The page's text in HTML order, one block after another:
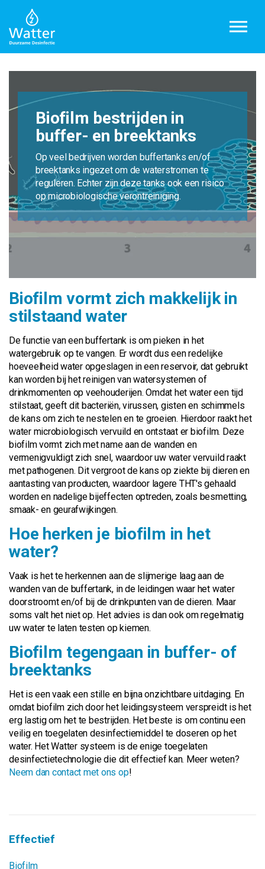
Biofilm bestrijden in
buffer- en breektanks
Op veel bedrijven worden buffertanks en/of
breektanks ingezet om de waterstromen te
reguleren. Echter zijn deze tanks ook een risico
op microbiologische verontreiniging.
Biofilm vormt zich makkelijk in
stilstaand water
De functie van een buffertank is om pieken in het
watergebruik op te vangen. Er wordt dus een redelijke
hoeveelheid water opgeslagen in een reservoir, dat gebruikt
kan worden bij het reinigen van watersystemen of
drinkmomenten op veehouderijen. Omdat het water een tijd
stilstaat, geeft dit bacteriën, virussen, gisten en schimmels
de kans om zich te nestelen en te groeien. Hierdoor raakt het
water microbiologisch vervuild en ontstaat er biofilm. Deze
biofilm vormt zich met name aan de wanden en
vermenigvuldigt zich snel, waardoor uw water vervuild raakt
met pathogenen. Dit vergroot de kans op ziekte bij dieren en
aantasting van producten, waardoor lagere THT's gehaald
worden en nadelige bijeffecten optreden, zoals besmetting,
smaak- en geurafwijkingen.
Hoe herken je biofilm in het
water?
Vaak is het te herkennen aan de slijmerige laag aan de
wanden van de buffertank, in de leidingen waar het water
doorstroomt en/of bij de drinkpunten van de dieren. Maar
soms valt het niet op. Het advies is dan ook om regelmatig
uw water te laten testen op kiemen.
Biofilm tegengaan in buffer- of
breektanks
Het is een vaak een stille en bijna onzichtbare uitdaging. En
omdat biofilm zich door het leidingsysteem verspreidt is het
erg lastig om het te bestrijden. Het beste is om continu een
veilig en toegelaten desinfectiemiddel te doseren op het
water. Het Watter systeem is de enige toegelaten
desinfectietechnologie die dit effectief kan. Meer weten?
Neem dan contact met ons op!
Effectief
Biofilm